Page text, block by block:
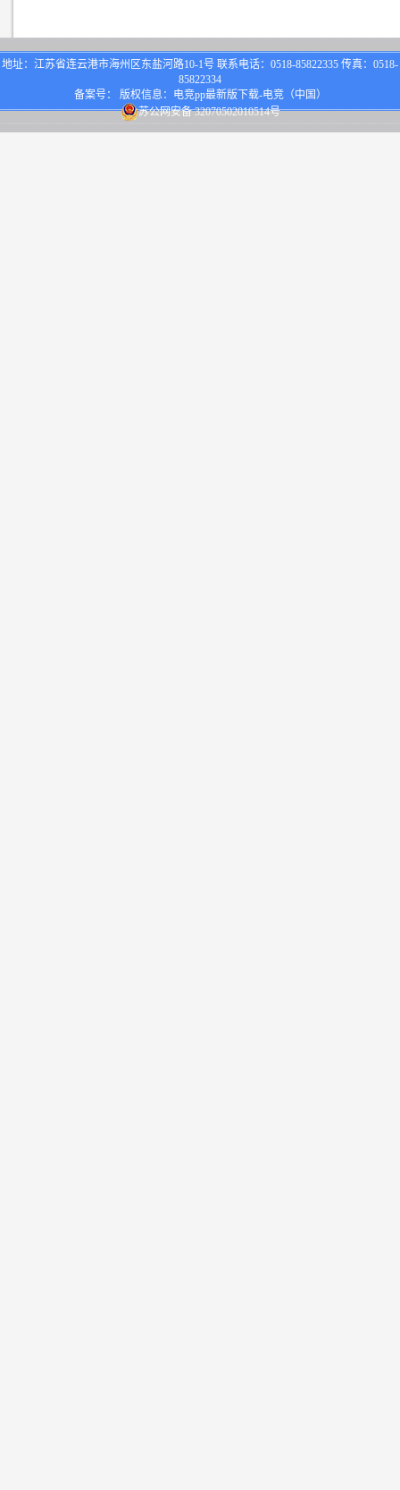
地址：江苏省连云港市海州区东盐河路10-1号 联系电话：0518-85822335 传真：0518-
85822334
备案号： 版权信息：电竞pp最新版下载-电竞（中国）
苏公网安备 32070502010514号